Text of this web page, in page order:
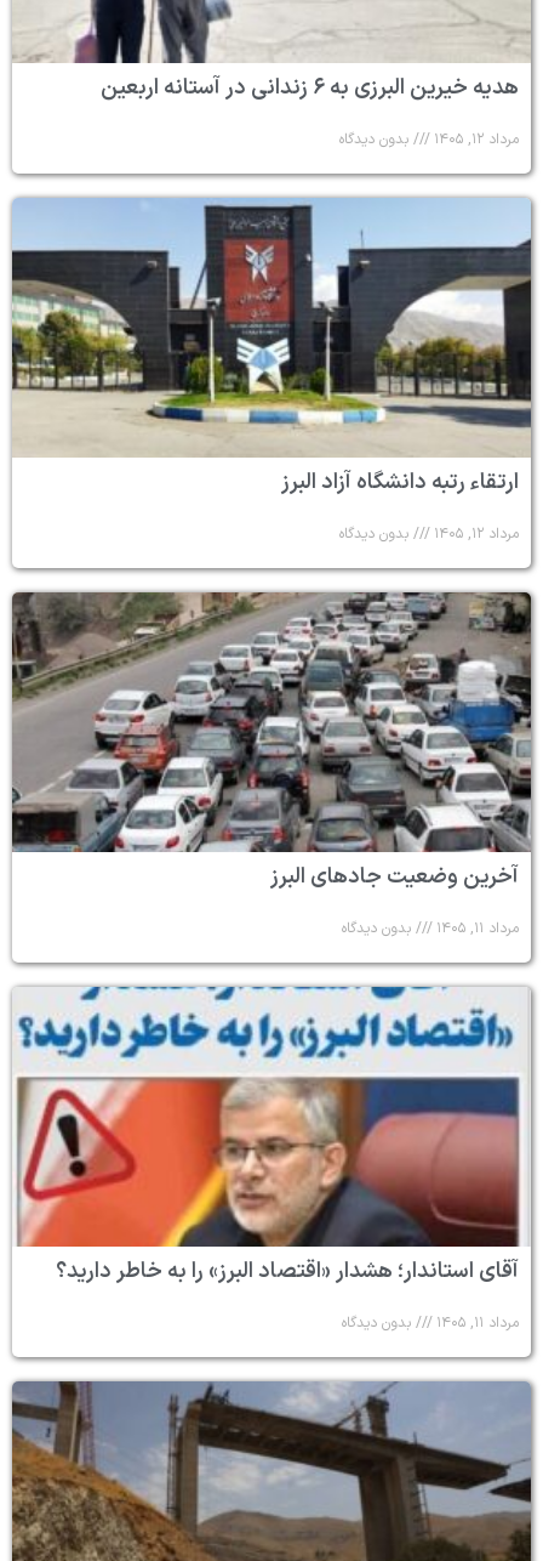
هدیه خیرین البرزی به ۶ زندانی در آستانه اربعین
مرداد ۱۲, ۱۴۰۵ بدون دیدگاه
ارتقاء رتبه دانشگاه آزاد البرز
مرداد ۱۲, ۱۴۰۵ بدون دیدگاه
آخرین وضعیت جادهای البرز
مرداد ۱۱, ۱۴۰۵ بدون دیدگاه
آقای استاندار؛ هشدار «اقتصاد البرز» را به خاطر دارید؟
مرداد ۱۱, ۱۴۰۵ بدون دیدگاه